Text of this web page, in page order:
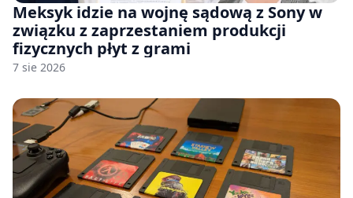
Meksyk idzie na wojnę sądową z Sony w
związku z zaprzestaniem produkcji
fizycznych płyt z grami
7 sie 2026